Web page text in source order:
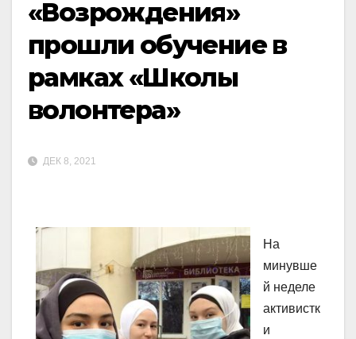
«Возрождения»
прошли обучение в
рамках «Школы
волонтера»
ДЕК 8, 2021
На
минувше
й неделе
активистк
и